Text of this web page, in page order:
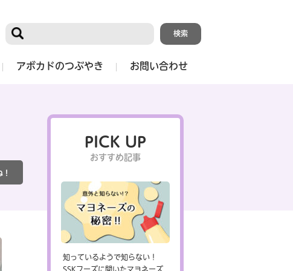
アボカドのつぶやき お問い合わせ
PICK UP
おすすめ記事
知っているようで知らない！
SSKフーズに聞いたマヨネーズ